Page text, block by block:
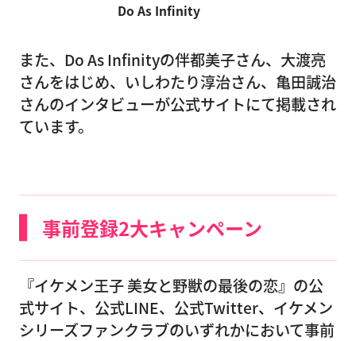
Do As Infinity
また、Do As Infinityの伴都美子さん、大渡亮
さんをはじめ、いしわたり淳治さん、亀田誠治
さんのインタビューが公式サイトにて掲載され
ています。
事前登録2大キャンペーン
『イケメン王子 美女と野獣の最後の恋』の公
式サイト、公式LINE、公式Twitter、イケメン
シリーズファンクラブのいずれかにおいて事前